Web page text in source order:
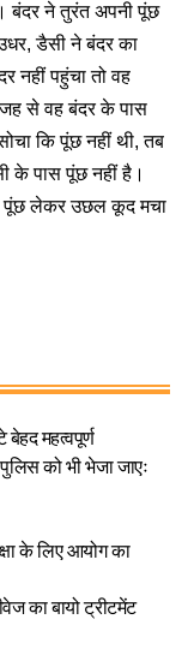
बंदर ने तुरंत अपनी पूंछ
डैसी ने बंदर का
नहीं पहुंचा तो वह
से वह बंदर के पास
कि पूंछ नहीं थी, तब
के पास पूंछ नहीं है।
पूंछ लेकर उछल कूद मचा
महत्वपूर्ण
को भी भेजा जाएः
के लिए आयोग का
का बायो ट्रीटमेंट